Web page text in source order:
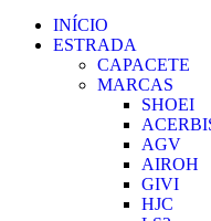
INÍCIO
ESTRADA
CAPACETE
MARCAS
SHOEI
AGV
AIROH
GIVI
HJC